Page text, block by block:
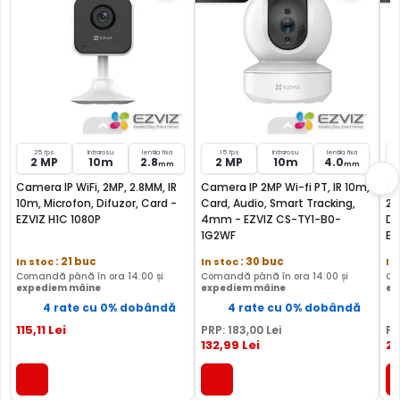
acoperita de aceasta camera, fiind dotata cu un
microfon incorporat, ajutand la identificarea unor
zgomote suspecte, fara a fi nevoie sa va deplasati in
locatia respectiva, eliminand astfel un pericol destul de
25 fps
2 MP
Infrarosu
10m
lentila fixa
2.8mm
Camera IP WiFi, 2MP, 2.8MM, IR
10m, Microfon, Difuzor, Card -
EZVIZ H1C 1080P
In stoc: 21 buc
Comandă până în ora 14:00 și
expediem mâine
4 rate cu 0% dobândă
115,11 Lei
15 fps
2 MP
Infrarosu
10m
lentila fixa
4.0mm
Camera IP 2MP Wi-fi PT, IR 10m,
Card, Audio, Smart Tracking,
4mm - EZVIZ CS-TY1-B0-
1G2WF
In stoc: 30 buc
Comandă până în ora 14:00 și
expediem mâine
4 rate cu 0% dobândă
PRP: 183,00 Lei
132,99 Lei
In